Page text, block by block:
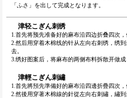
「ふさ」を出して完成となります。
津轻こぎん刺绣
1.首先将预先准备好的麻布沿四边折叠四次，
2.然后用穿着木棉线的针从左向右刺绣，绣
去。
3.绣好图案后，将麻布的两侧布料拆散开做成
津輕こぎん刺繡
1.首先將預先準備好的麻布沿四邊折疊四次，
2.然後用穿著木棉線的針從左向右刺繡，繡